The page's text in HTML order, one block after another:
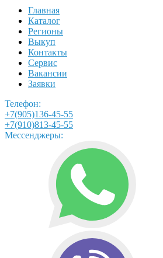
Главная
Каталог
Регионы
Выкуп
Контакты
Сервис
Вакансии
Заявки
Телефон:
+7(905)136-45-55
+7(910)813-45-55
Мессенджеры: